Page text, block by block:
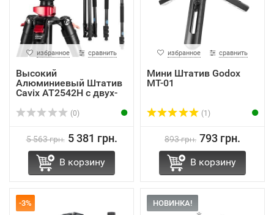
избранное сравнить
Высокий
Алюминиевый Штатив
Cavix AT2542H с двух-
(0)
5 563 грн. 5 381 грн.
В корзину
избранное сравнить
Мини Штатив Godox
MT-01
(1)
893 грн. 793 грн.
В корзину
-3% НОВИНКА!